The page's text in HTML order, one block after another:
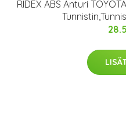
RIDEX ABS Anturi